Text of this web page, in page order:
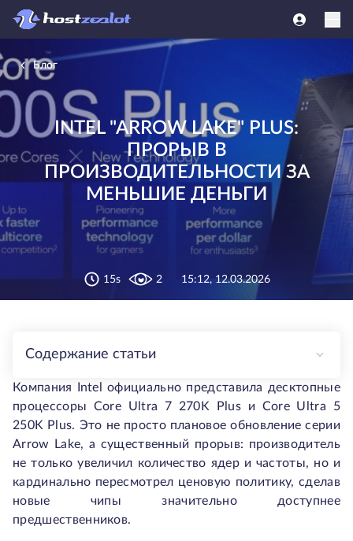
Блог
INTEL "ARROW LAKE" PLUS:
ПРОРЫВ В
ПРОИЗВОДИТЕЛЬНОСТИ ЗА
МЕНЬШИЕ ДЕНЬГИ
15s 2 15:12, 12.03.2026
Содержание статьи
Компания Intel официально представила десктопные
процессоры Core Ultra 7 270K Plus и Core Ultra 5
250K Plus. Это не просто плановое обновление серии
Arrow Lake, а существенный прорыв: производитель
не только увеличил количество ядер и частоты, но и
кардинально пересмотрел ценовую политику, сделав
новые чипы значительно доступнее
предшественников.